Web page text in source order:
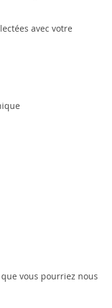
avec votre
vous pourriez nous